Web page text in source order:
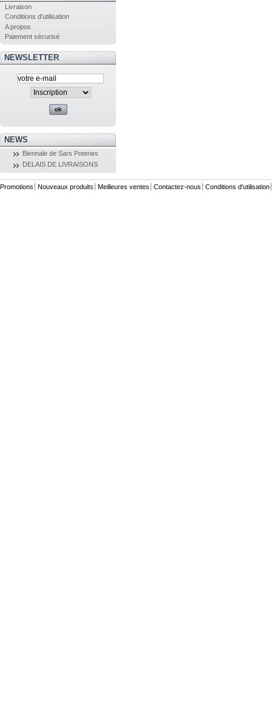
Livraison
Conditions d'utilisation
A propos
Paiement sécurisé
NEWSLETTER
NEWS
Biennale de Sars Poteries
DELAIS DE LIVRAISONS
Promotions Nouveaux produits Meilleures ventes Contactez-nous Conditions d'utilisation